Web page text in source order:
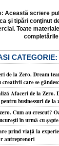
Această scriere
şi tipări conţinut
Toate
CATEGORIE:
de la Zero. Dream
creativii care se
Afaceri de la Zero.
businessuri de la
Cum au crescut?
în urmă cu
prind viaţă la
antreprenori